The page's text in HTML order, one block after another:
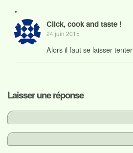
"
Click, cook and taste !
24 juin 2015
Alors il faut se laisser tenter
Laisser une réponse